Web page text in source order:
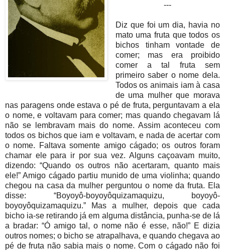
---
Diz que foi um dia, havia no
mato uma fruta que todos os
bichos tinham vontade de
comer; mas era proibido
comer a tal fruta sem
primeiro saber o nome dela.
Todos os animais iam à casa
de uma mulher que morava
nas paragens onde estava o pé de fruta, perguntavam a ela
o nome, e voltavam para comer; mas quando chegavam lá
não se lembravam mais do nome. Assim aconteceu com
todos os bichos que iam e voltavam, e nada de acertar com
o nome. Faltava somente amigo cágado; os outros foram
chamar ele para ir por sua vez. Alguns caçoavam muito,
dizendo: “Quando os outros não acertaram, quanto mais
ele!” Amigo cágado partiu munido de uma violinha; quando
chegou na casa da mulher perguntou o nome da fruta. Ela
disse: “Boyoyô-boyoyôquizamaquizu, boyoyô-
boyoyôquizamaquizu.” Mas a mulher, depois que cada
bicho ia-se retirando já em alguma distância, punha-se de lá
a bradar: “Ó amigo tal, o nome não é esse, não!” E dizia
outros nomes; o bicho se atrapalhava, e quando chegava ao
pé de fruta não sabia mais o nome. Com o cágado não foi